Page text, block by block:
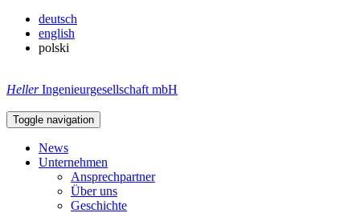
deutsch
english
polski
HellerIngenieurgesellschaft mbH
Toggle navigation
News
Unternehmen
Ansprechpartner
Über uns
Geschichte